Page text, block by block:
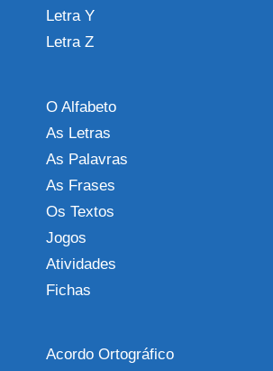
Letra Y
Letra Z
O Alfabeto
As Letras
As Palavras
As Frases
Os Textos
Jogos
Atividades
Fichas
Acordo Ortográfico